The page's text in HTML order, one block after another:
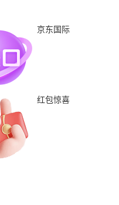
京东国际
红包惊喜